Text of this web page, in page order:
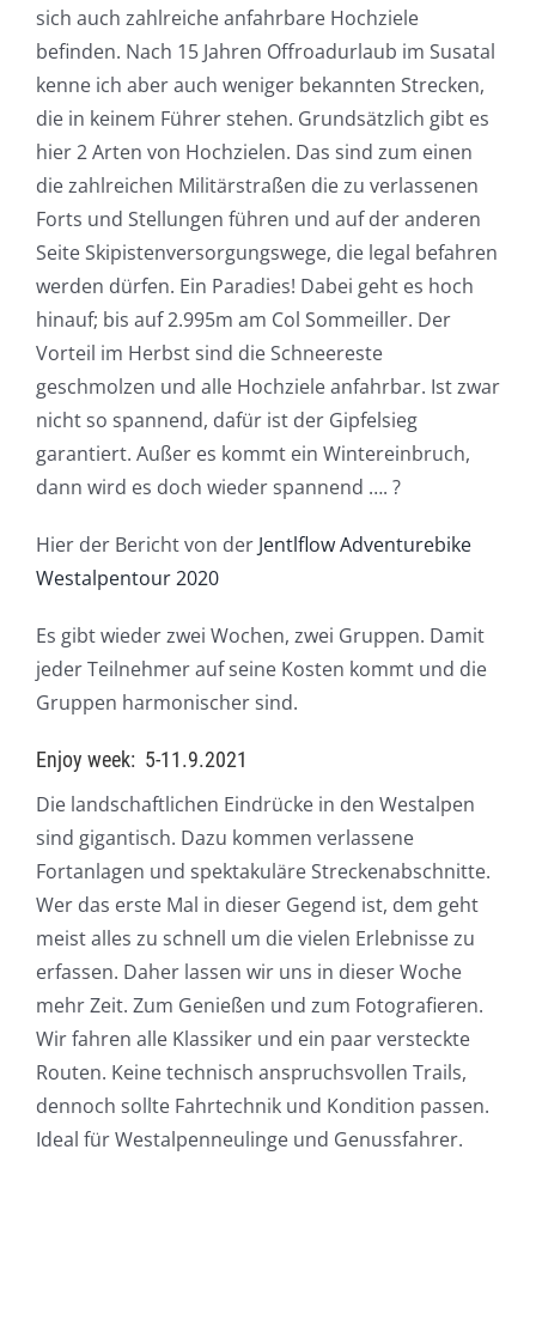
sich auch zahlreiche anfahrbare Hochziele
befinden. Nach 15 Jahren Offroadurlaub im Susatal
kenne ich aber auch weniger bekannten Strecken,
die in keinem Führer stehen. Grundsätzlich gibt es
hier 2 Arten von Hochzielen. Das sind zum einen
die zahlreichen Militärstraßen die zu verlassenen
Forts und Stellungen führen und auf der anderen
Seite Skipistenversorgungswege, die legal befahren
werden dürfen. Ein Paradies! Dabei geht es hoch
hinauf; bis auf 2.995m am Col Sommeiller. Der
Vorteil im Herbst sind die Schneereste
geschmolzen und alle Hochziele anfahrbar. Ist zwar
nicht so spannend, dafür ist der Gipfelsieg
garantiert. Außer es kommt ein Wintereinbruch,
dann wird es doch wieder spannend …. ?
Hier der Bericht von der Jentlflow Adventurebike
Westalpentour 2020
Es gibt wieder zwei Wochen, zwei Gruppen. Damit
jeder Teilnehmer auf seine Kosten kommt und die
Gruppen harmonischer sind.
Enjoy week: 5-11.9.2021
Die landschaftlichen Eindrücke in den Westalpen
sind gigantisch. Dazu kommen verlassene
Fortanlagen und spektakuläre Streckenabschnitte.
Wer das erste Mal in dieser Gegend ist, dem geht
meist alles zu schnell um die vielen Erlebnisse zu
erfassen. Daher lassen wir uns in dieser Woche
mehr Zeit. Zum Genießen und zum Fotografieren.
Wir fahren alle Klassiker und ein paar versteckte
Routen. Keine technisch anspruchsvollen Trails,
dennoch sollte Fahrtechnik und Kondition passen.
Ideal für Westalpenneulinge und Genussfahrer.